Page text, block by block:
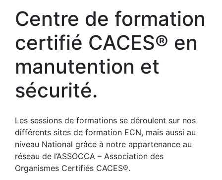
Centre de formation
certifié CACES® en
manutention et
sécurité.
Les sessions de formations se déroulent sur nos
différents sites de formation ECN, mais aussi au
niveau National grâce à notre appartenance au
réseau de l‘ASSOCCA – Association des
Organismes Certifiés CACES®.